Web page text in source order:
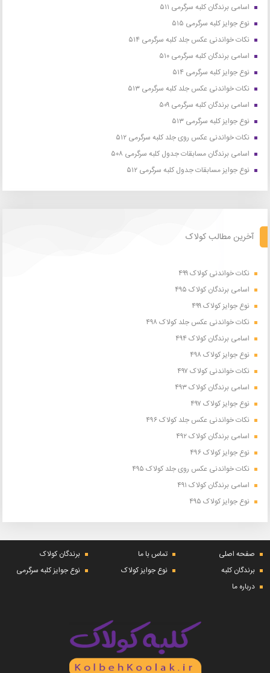
اسامی برندگان کلبه سرگرمی ۵۱۱
نوع جوایز کلبه سرگرمی ۵۱۵
نکات خواندنی عکس جلد کلبه سرگرمی ۵۱۴
اسامی برندگان کلبه سرگرمی ۵۱۰
نوع جوایز کلبه سرگرمی ۵۱۴
نکات خواندنی عکس جلد کلبه سرگرمی ۵۱۳
اسامی برندگان کلبه سرگرمی ۵۰۹
نوع جوایز کلبه سرگرمی ۵۱۳
نکات خواندنی عکس روی جلد کلبه سرگرمی ۵۱۲
اسامی برندگان مسابقات جدول کلبه سرگرمی ۵۰۸
نوع جوایز مسابقات جدول کلبه سرگرمی ۵۱۲
آخرین مطالب کولاک
نکات خواندنی کولاک ۴۹۹
اسامی برندگان کولاک ۴۹۵
نوع جوایز کولاک ۴۹۹
نکات خواندنی عکس جلد کولاک ۴۹۸
اسامی برندگان کولاک ۴۹۴
نوع جوایز کولاک ۴۹۸
نکات خواندنی کولاک ۴۹۷
اسامی برندگان کولاک ۴۹۳
نوع جوایز کولاک ۴۹۷
نکات خواندنی عکس جلد کولاک ۴۹۶
اسامی برندگان کولاک ۴۹۲
نوع جوایز کولاک ۴۹۶
نکات خواندنی عکس روی جلد کولاک ۴۹۵
اسامی برندگان کولاک ۴۹۱
نوع جوایز کولاک ۴۹۵
صفحه اصلی تماس با ما
برندگان کولاک
برندگان کلبه
نوع جوایز کولاک
نوع جوایز کلبه سرگرمی
درباره ما